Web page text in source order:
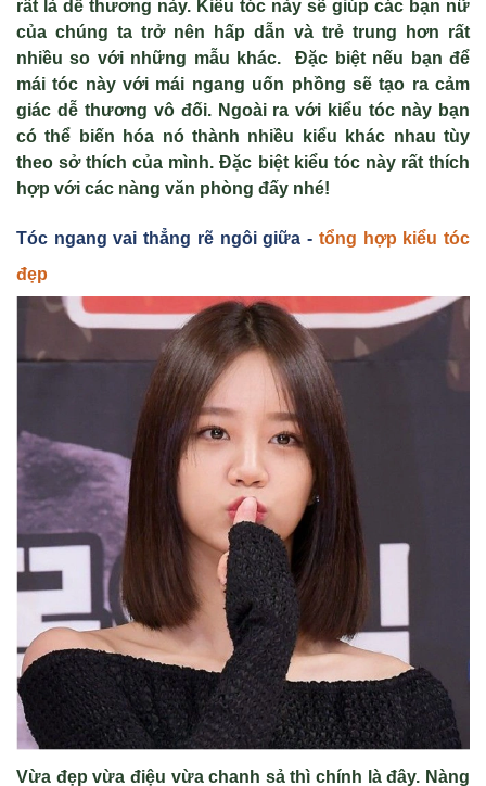
rất là dễ thương này. Kiểu tóc này sẽ giúp các bạn nữ
của chúng ta trở nên hấp dẫn và trẻ trung hơn rất
nhiều so với những mẫu khác. Đặc biệt nếu bạn để
mái tóc này với mái ngang uốn phồng sẽ tạo ra cảm
giác dễ thương vô đối. Ngoài ra với kiểu tóc này bạn
có thể biến hóa nó thành nhiều kiểu khác nhau tùy
theo sở thích của mình. Đặc biệt kiểu tóc này rất thích
hợp với các nàng văn phòng đấy nhé!
Tóc ngang vai thẳng rẽ ngôi giữa - tổng hợp kiểu tóc
đẹp
Vừa đẹp vừa điệu vừa chanh sả thì chính là đây. Nàng